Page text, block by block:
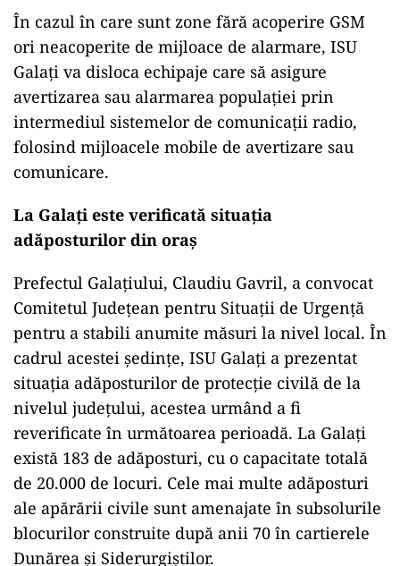
În cazul în care sunt zone fără acoperire GSM
ori neacoperite de mijloace de alarmare, ISU
Galați va disloca echipaje care să asigure
avertizarea sau alarmarea populației prin
intermediul sistemelor de comunicații radio,
folosind mijloacele mobile de avertizare sau
comunicare.
La Galați este verificată situația
adăposturilor din oraș
Prefectul Galațiului, Claudiu Gavril, a convocat
Comitetul Județean pentru Situații de Urgență
pentru a stabili anumite măsuri la nivel local. În
cadrul acestei ședințe, ISU Galați a prezentat
situația adăposturilor de protecție civilă de la
nivelul județului, acestea urmând a fi
reverificate în următoarea perioadă. La Galați
există 183 de adăposturi, cu o capacitate totală
de 20.000 de locuri. Cele mai multe adăposturi
ale apărării civile sunt amenajate în subsolurile
blocurilor construite după anii 70 în cartierele
Dunărea și Siderurgiștilor.